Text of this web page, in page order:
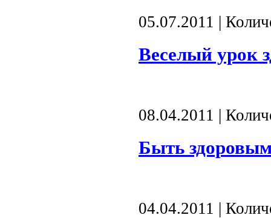
05.07.2011 |
Веселый урок
08.04.2011 |
Быть
04.04.2011 |